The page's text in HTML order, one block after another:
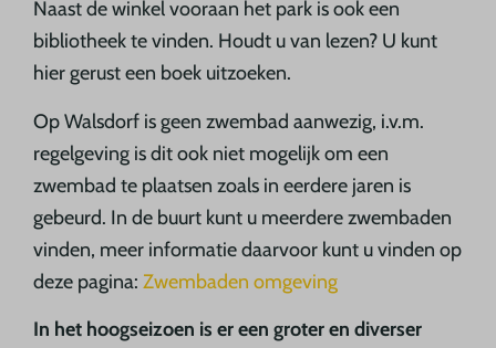
Naast de winkel vooraan het park is ook een
bibliotheek te vinden. Houdt u van lezen? U kunt
hier gerust een boek uitzoeken.
Op Walsdorf is geen zwembad aanwezig, i.v.m.
regelgeving is dit ook niet mogelijk om een
zwembad te plaatsen zoals in eerdere jaren is
gebeurd. In de buurt kunt u meerdere zwembaden
vinden, meer informatie daarvoor kunt u vinden op
deze pagina:Zwembaden omgeving
In het hoogseizoen is er een groter en diverser